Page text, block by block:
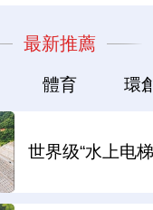
最新推薦
體育 環
世界级“水上电